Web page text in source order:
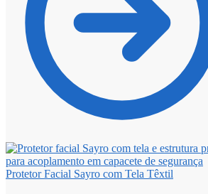
Protetor Facial Sayro com Tela Têxtil